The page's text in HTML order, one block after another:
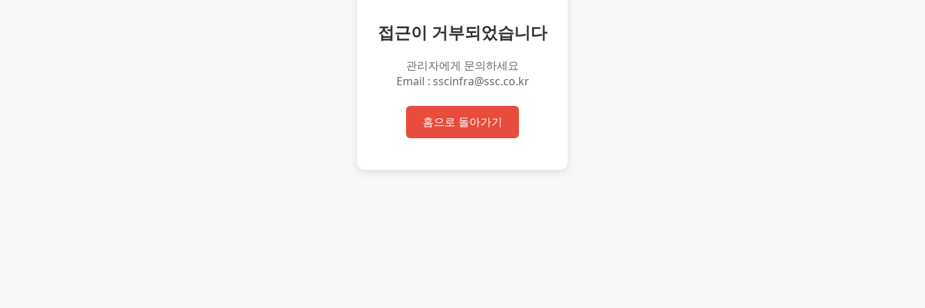
접근이 거부되었습니다
관리자에게 문의하세요
Email : sscinfra@ssc.co.kr
홈으로 돌아가기